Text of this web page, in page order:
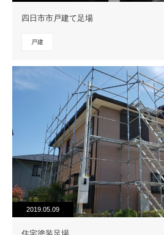
四日市市戸建て足場
戸建
2019.05.09